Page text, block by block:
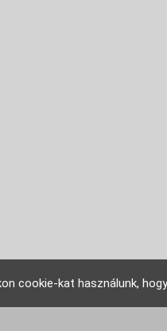
cookie-kat használunk,